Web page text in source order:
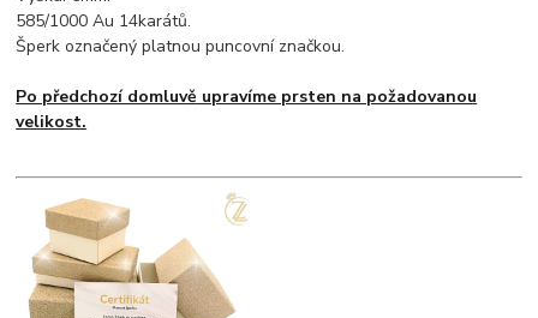
585/1000 Au 14karátů.
Šperk označený platnou puncovní značkou.
Po předchozí domluvě upravíme prsten na požadovanou
velikost.